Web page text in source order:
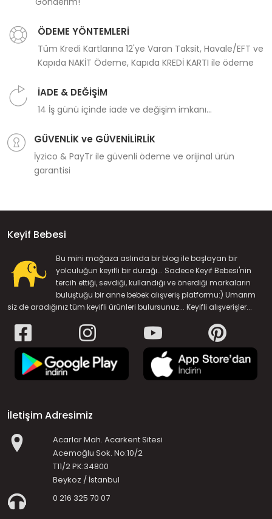
ÖDEME YÖNTEMLERİ
Tüm Kredi Kartlarına 12'ye Varan Taksit, Havale/EFT ve
Kapıda NAKİT Ödeme, Kapıda KREDİ KARTI ile ödeme
İADE & DEĞİŞİM
14 İş günü içinde iade ve değişim imkanı...
GÜVENLİK ve GÜVENİLİRLİK
İyzico & PayTr ile güvenli ödeme ve orijinal ürün
garantisi
Keyif Bebesi
Bu mini mağaza aslında bir blog ile başlayan bir
yolculuğun keyifli bir durağı... Sadece Keyif Bebesi'nin
tercih ettiği, sevdiği, kullandığı ve önerdiği markaların
buluştuğu bir anne bebek alışveriş platformu:) Umarım
siz de aradığınız tüm keyifli ürünleri bulursunuz... Keyifli alışverişler...
İletişim Adresimiz
Acarlar Mah. Acarkent Sitesi
Acemoğlu Sok. No:10/2
T11/2 PK:34800
Beykoz / İstanbul
0 216 325 70 07